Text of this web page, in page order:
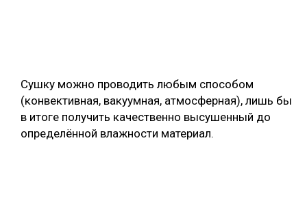
Сушку можно проводить любым способом
(конвективная, вакуумная, атмосферная), лишь бы
в итоге получить качественно высушенный до
определённой влажности материал.